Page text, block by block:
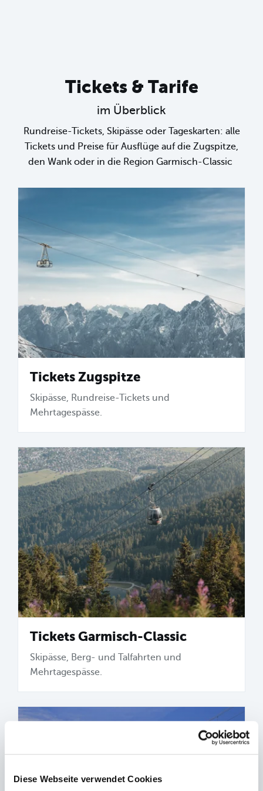
Diese Webseite verwendet Cookies
Tickets & Tarife
im Überblick
Rundreise-Tickets, Skipässe oder Tageskarten: alle
Tickets und Preise für Ausflüge auf die Zugspitze,
den Wank oder in die Region Garmisch-Classic
Tickets Zugspitze
Skipässe, Rundreise-Tickets und
Mehrtagespässe.
Tickets Garmisch-Classic
Skipässe, Berg- und Talfahrten und
Mehrtagespässe.